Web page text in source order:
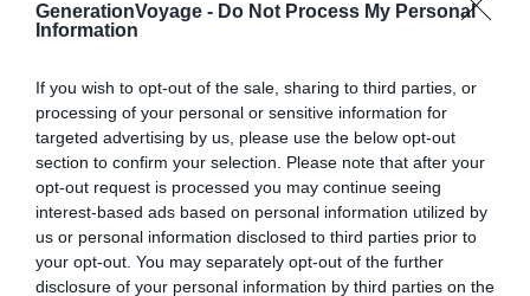
GenerationVoyage - Do Not Process My Personal
Information
If you wish to opt-out of the sale, sharing to third parties, or
processing of your personal or sensitive information for
targeted advertising by us, please use the below opt-out
section to confirm your selection. Please note that after your
opt-out request is processed you may continue seeing
interest-based ads based on personal information utilized by
us or personal information disclosed to third parties prior to
your opt-out. You may separately opt-out of the further
disclosure of your personal information by third parties on the
Grèce